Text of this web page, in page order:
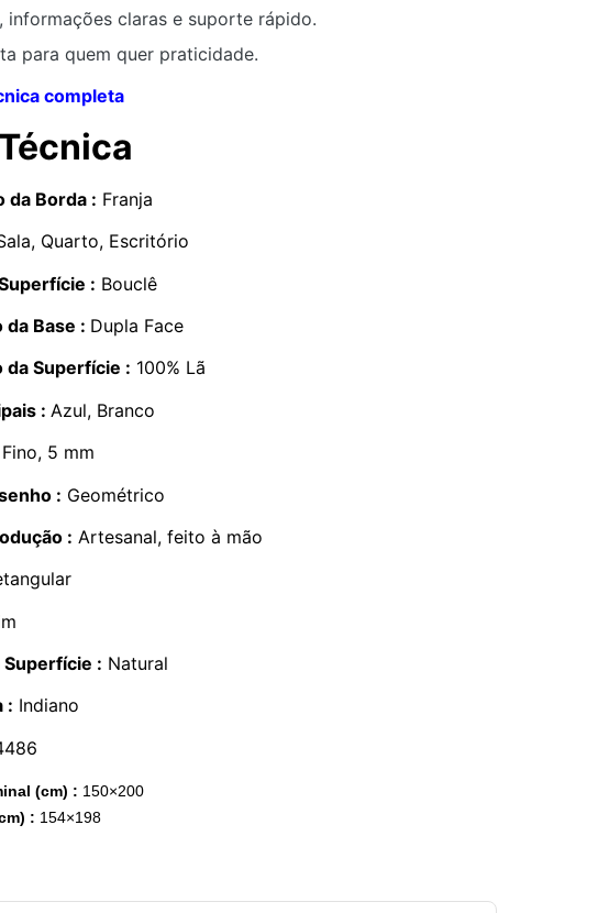
informações claras e suporte rápido.
para quem quer praticidade.
completa
da Borda : Franja
Quarto, Escritório
: Bouclê
Base : Dupla Face
da Superfície : 100% Lã
: Azul, Branco
Fino, 5 mm
: Geométrico
: Artesanal, feito à mão
Superfície : Natural
: Indiano
(cm) : 150×200
: 154×198